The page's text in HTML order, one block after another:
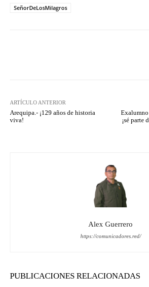
SeñorDeLosMilagros
ARTÍCULO ANTERIOR
Arequipa.- ¡129 años de historia
viva!
¡sé parte
Alex Guerrero
https://comunicadores.red/
PUBLICACIONES RELACIONADAS